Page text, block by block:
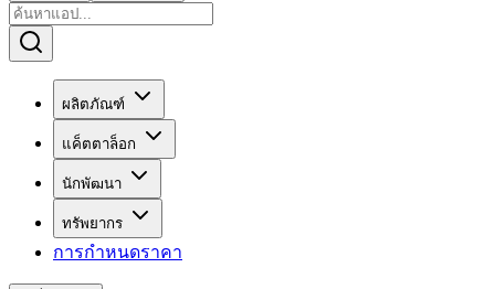
ผลิตภัณฑ์
แค็ตตาล็อก
นักพัฒนา
ทรัพยากร
การกำหนดราคา